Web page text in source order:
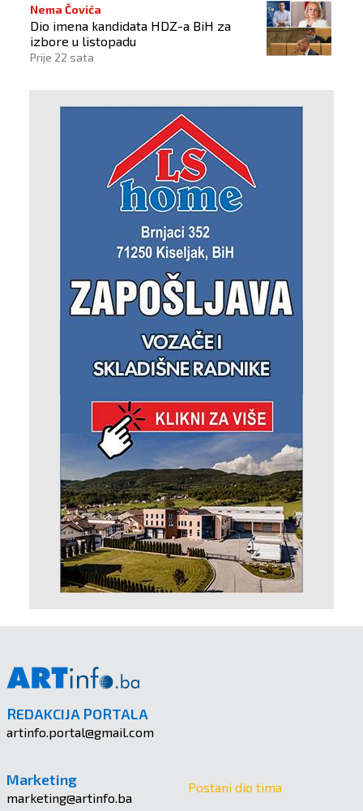
Nema Čovića
Dio imena kandidata HDZ-a BiH za
izbore u listopadu
Prije 22 sata
REDAKCIJA PORTALA
artinfo.portal@gmail.com
Marketing
marketing@artinfo.ba
Postani dio tima